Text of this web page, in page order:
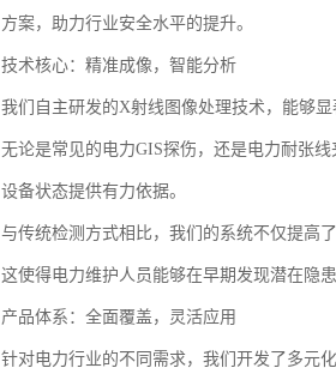
方案，助力行业安全水平的提升。
技术核心：精准成像，智能分析
我们自主研发的X射线图像处理技术，能够
无论是常见的电力GIS探伤，还是电力耐张
设备状态提供有力依据。
与传统检测方式相比，我们的系统不仅提高
这使得电力维护人员能够在早期发现潜在隐
产品体系：全面覆盖，灵活应用
针对电力行业的不同需求，我们开发了多元化